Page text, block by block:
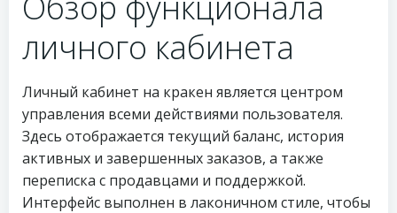
личного кабинета
Личный кабинет на кракен является центром
управления всеми действиями пользователя.
Здесь отображается текущий баланс, история
активных и завершенных заказов, а также
переписка с продавцами и поддержкой.
Интерфейс выполнен в лаконичном стиле, чтобы